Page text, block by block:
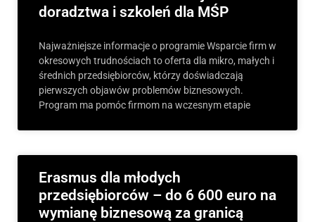
doradztwa i szkoleń dla MŚP
Najważniejsze informacje o programie Wsparcie firm w
okresowych trudnościach to oferta dla mikro, małych i
średnich przedsiębiorców, którzy doświadczają
pierwszych objawów problemów biznesowych.
Program ma pomóc firmom na wczesnym etapie
Erasmus dla młodych
przedsiębiorców – do 6 600 euro na
wymianę biznesową za granicą